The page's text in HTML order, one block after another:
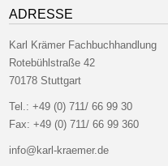
ADRESSE
Karl Krämer Fachbuchhandlung
Rotebühlstraße 42
70178 Stuttgart
Tel.:+49 (0) 711/ 66 99 30
Fax: +49 (0) 711/ 66 99 360
info@karl-kraemer.de